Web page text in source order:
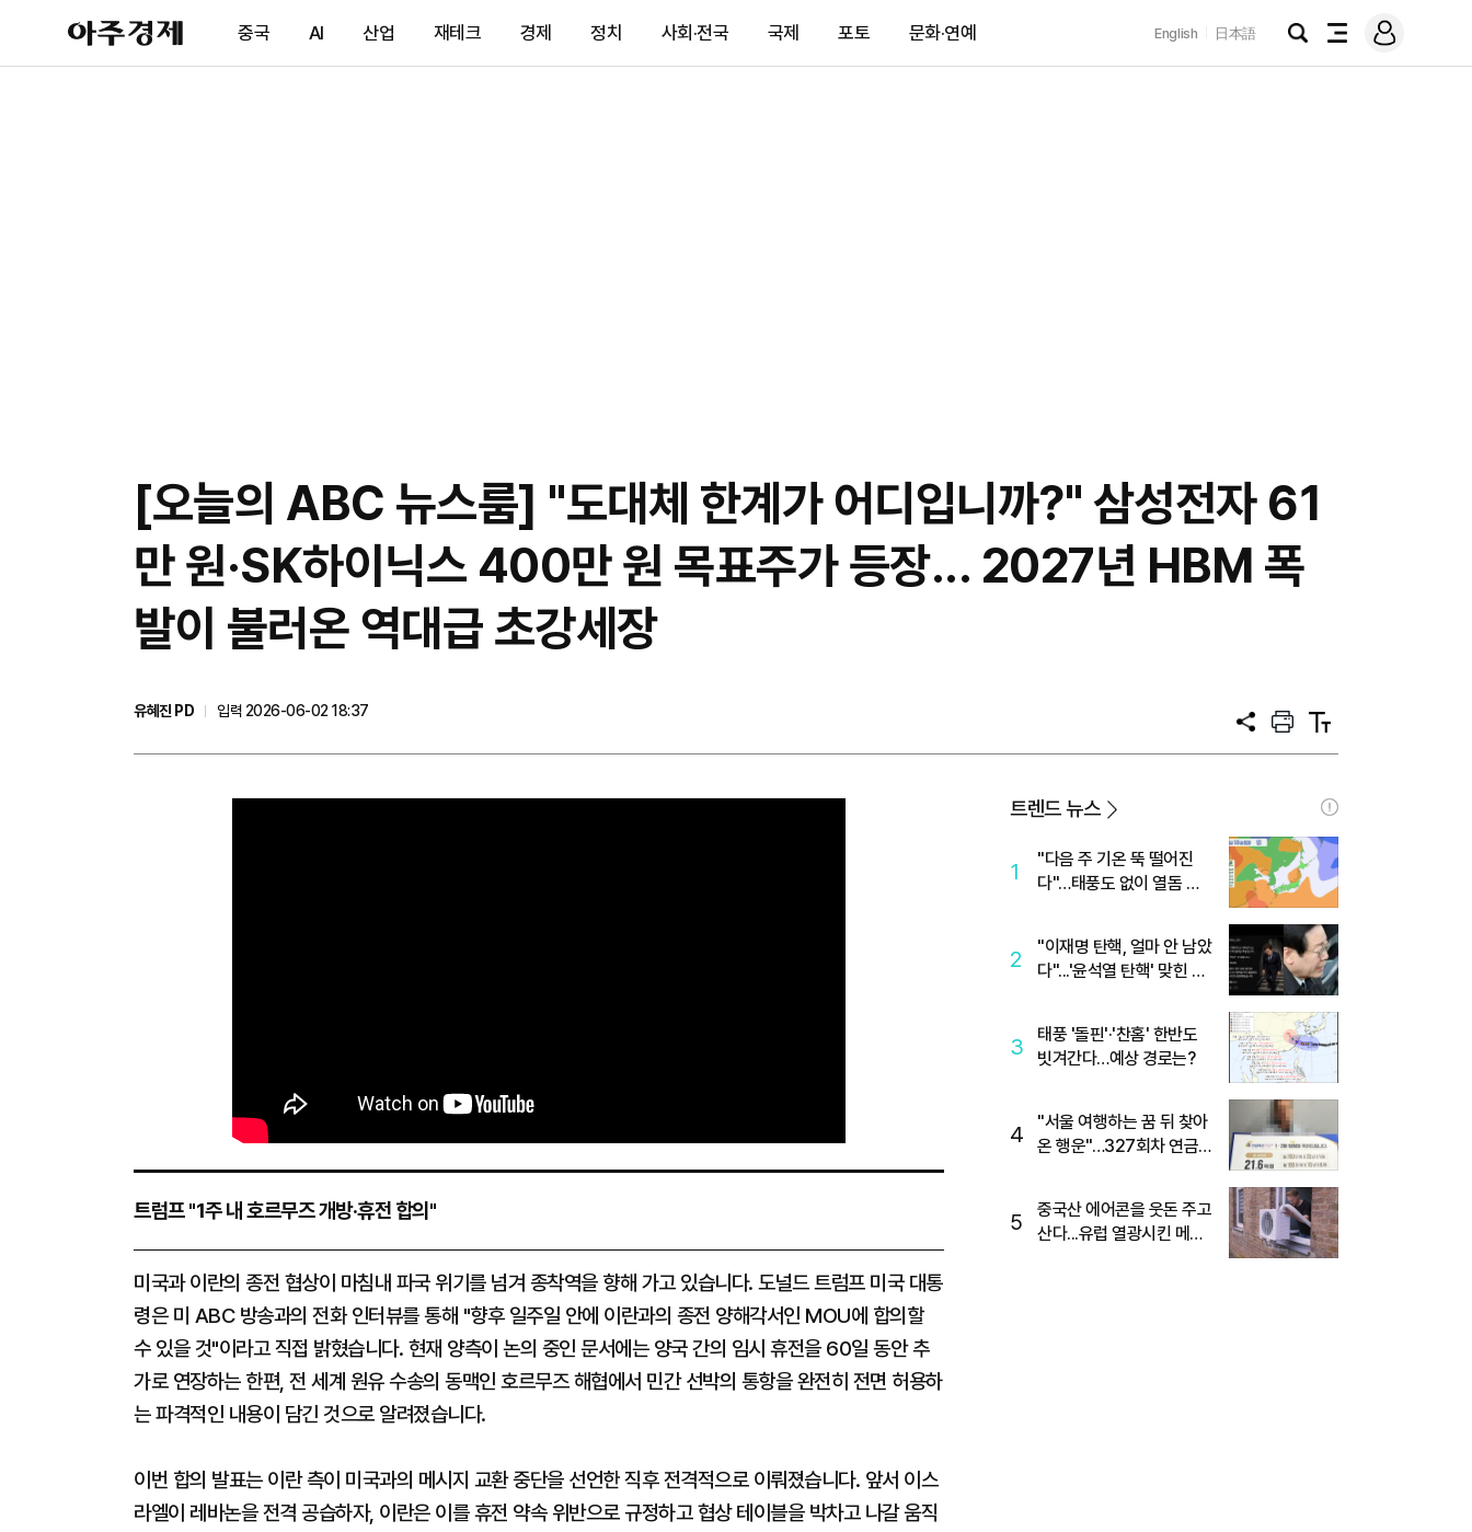
아
주
제
중국 AI 산업 재테크 경제 정치 사회·전국 국제 포토 문화·연예 English 日本語
검
전
메
그
[오늘의 ABC 뉴스룸] "도대체 한계가 어디입니까?" 삼성전자 61
만 원·SK하이닉스 400만 원 목표주가 등장... 2027년 HBM 폭
발이 불러온 역대급 초강세장
유혜진 PD
입력 2026-06-02 18:37
공
프
트
텍
트
트럼프 "1주 내 호르무즈 개방·휴전 합의"
미국과 이란의 종전 협상이 마침내 파국 위기를 넘겨 종착역을 향해 가고 있습니다. 도널드 트럼프 미국 대통
령은 미 ABC 방송과의 전화 인터뷰를 통해 "향후 일주일 안에 이란과의 종전 양해각서인 MOU에 합의할
수 있을 것"이라고 직접 밝혔습니다. 현재 양측이 논의 중인 문서에는 양국 간의 임시 휴전을 60일 동안 추
가로 연장하는 한편, 전 세계 원유 수송의 동맥인 호르무즈 해협에서 민간 선박의 통항을 완전히 전면 허용하
는 파격적인 내용이 담긴 것으로 알려졌습니다.
이번 합의 발표는 이란 측이 미국과의 메시지 교환 중단을 선언한 직후 전격적으로 이뤄졌습니다. 앞서 이스
라엘이 레바논을 전격 공습하자, 이란은 이를 휴전 약속 위반으로 규정하고 협상 테이블을 박차고 나갈 움직
트렌드 뉴스
1
"다음 주 기온 뚝 떨어진
다"…태풍도 없이 열돔 박
2
"이재명 탄핵, 얼마 안 남았
다"...'윤석열 탄핵' 맞힌 무
3
태풍 '돌핀'·'찬홈' 한반도
빗겨간다…예상 경로는?
4
"서울 여행하는 꿈 뒤 찾아
온 행운"…327회차 연금
5
중국산 에어콘을 웃돈 주고
산다...유럽 열광시킨 메이